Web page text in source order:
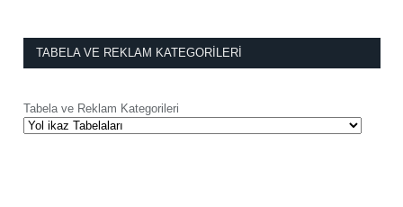
TABELA VE REKLAM KATEGORILERI
Tabela ve Reklam Kategorileri